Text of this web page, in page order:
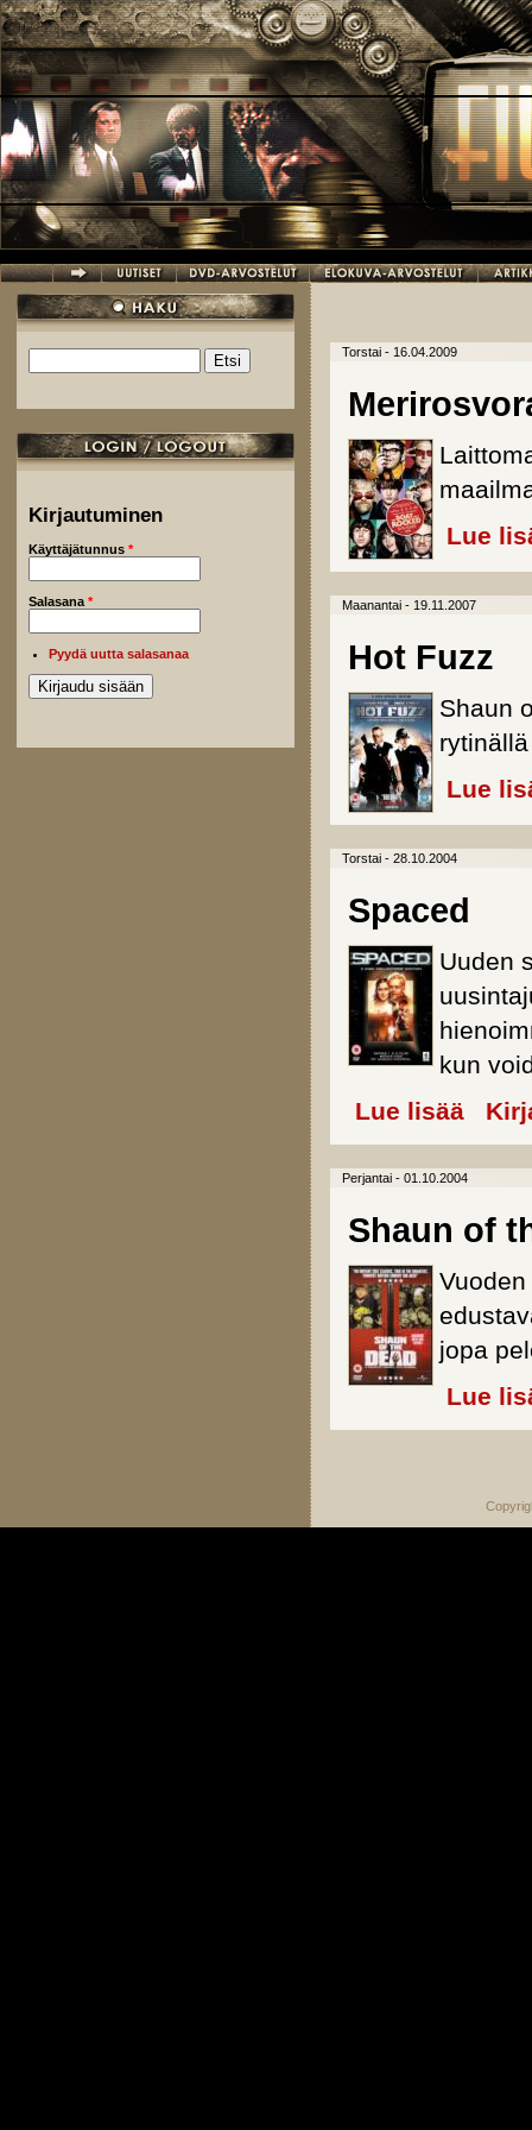
Hyppää pääsisältöön
Hakulomake
Kirjautuminen
Käyttäjätunnus *
Salasana *
Pyydä uutta salasanaa
Torstai - 16.04.2009
Lue
Maanantai - 19.11.2007
Hot Fuzz
Shaun
Lue
Torstai - 28.10.2004
Spaced
Uuden
kun
Lue lisää about
Perjantai - 01.10.2004
Shaun of
jopa
Lue